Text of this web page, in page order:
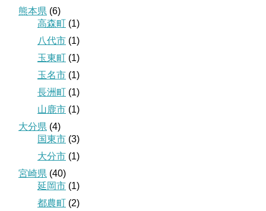
熊本県 (6)
高森町 (1)
八代市 (1)
玉東町 (1)
玉名市 (1)
長洲町 (1)
山鹿市 (1)
大分県 (4)
国東市 (3)
大分市 (1)
宮崎県 (40)
延岡市 (1)
都農町 (2)